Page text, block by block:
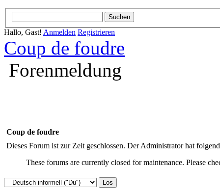
Hallo, Gast! Anmelden Registrieren
Coup de foudre
Forenmeldung
Coup de foudre
Dieses Forum ist zur Zeit geschlossen. Der Administrator hat
These forums are currently closed for maintenance. Please